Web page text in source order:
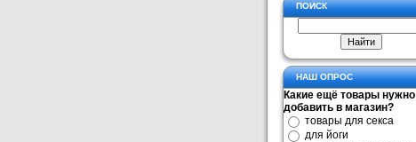
ПОИСК
НАШ ОПРОС
Какие ещё товары нужно
добавить в магазин?
товары для секса
для йоги